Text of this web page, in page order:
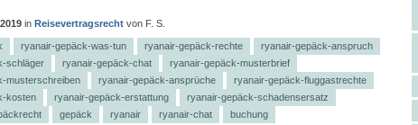
in Reisevertragsrecht von F. S.
ryanair-gepäck-was-tun ryanair-gepäck-rechte
ryanair-gepäck-anspruch
schläger
ryanair-gepäck-chat
ryanair-gepäck-musterbrief
musterschreiben
ryanair-gepäck-ansprüche
ryanair-gepäck-fluggastrechte
kosten
ryanair-gepäck-erstattung
ryanair-gepäck-schadensersatz
gepäck ryanair ryanair-chat buchung